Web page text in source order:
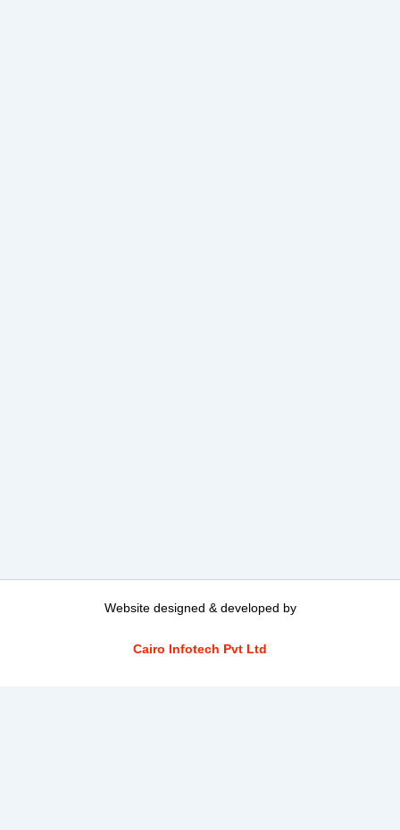
Website designed & developed by
Cairo Infotech Pvt Ltd